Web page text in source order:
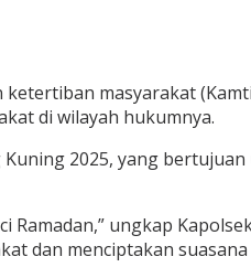
masyarakat
di wilayah hukumnya.
2025, yang
ungkap
dan menciptakan